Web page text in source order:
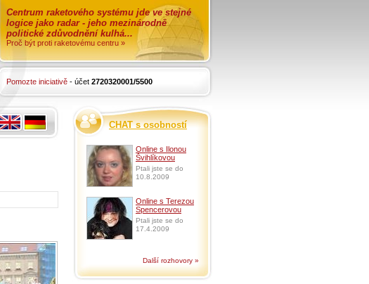
Centrum raketového systému jde ve stejné
logice jako radar - jeho mezinárodně
politické zdůvodnění kulhá...
Proč být proti raketovému centru »
Pomozte iniciativě - účet 2720320001/5500
CHAT s osobností
Online s Ilonou
Švihlíkovou
Ptali jste se do
10.8.2009
Online s Terezou
Spencerovou
Ptali jste se do
17.4.2009
Další rozhovory »